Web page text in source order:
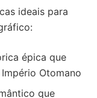
ideais para
épica que
Otomano
que